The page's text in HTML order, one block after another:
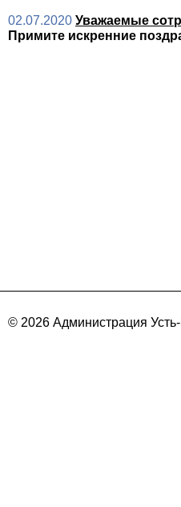
02.07.2020 Уважаемые
Примите искренние
© 2026 Администрация Усть-